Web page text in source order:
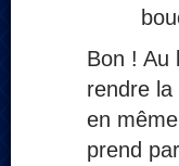
Bon ! Au
rendre
en
prend